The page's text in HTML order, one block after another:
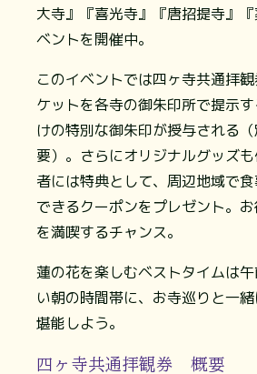
大寺』『喜光寺』『唐招提寺』
ベントを開催中。
このイベントでは四ヶ寺共通拝
ケットを各寺の御朱印所で提示
けの特別な御朱印が授与される
要）。さらにオリジナルグッズ
者には特典として、周辺地域で
できるクーポンをプレゼント。
を満喫するチャンス。
蓮の花を楽しむベストタイムは
い朝の時間帯に、お寺巡りと一
堪能しよう。
四ヶ寺共通拝観券 概要